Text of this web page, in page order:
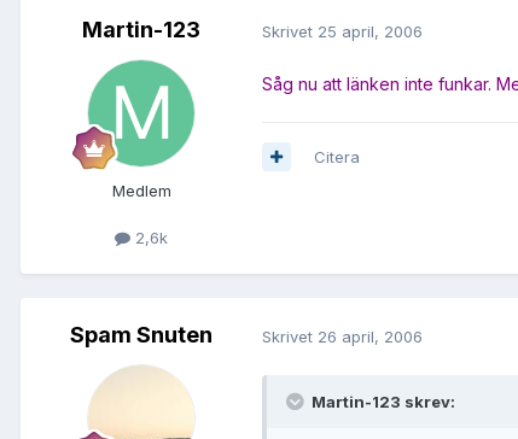
Martin-123
Medlem
2,6k
Skrivet 25 april, 2006
Såg nu att länken inte funkar.
Citera
Spam Snuten Skrivet 26 april, 2006
Martin-123 skrev: